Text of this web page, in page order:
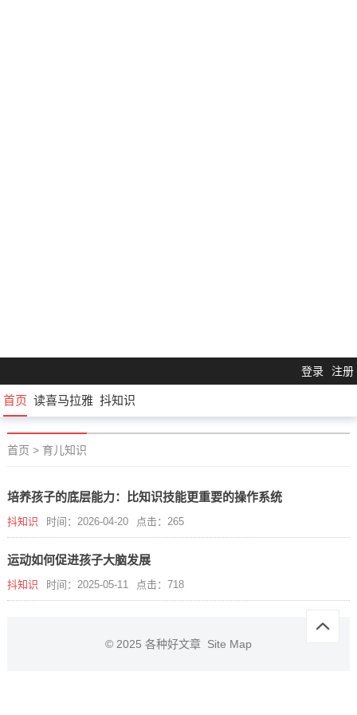
登录 注册
首页 读喜马拉雅 抖知识
首页 > 育儿知识
培养孩子的底层能力：比知识技能更重要的操作系统
抖知识 时间：2026-04-20 点击：265
运动如何促进孩子大脑发展
抖知识 时间：2025-05-11 点击：718
© 2025 各种好文章 Site Map